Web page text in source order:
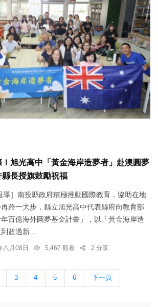
旭光高中「黃金海岸造夢者」赴澳圓夢
長授旗鼓勵祝福
導］南投縣政府積極推動國際教育，協助在地
跨一大步，縣立旭光高中代表縣府向教育部
百億海外圓夢基金計畫」，以「黃金海岸造
超過新...
八月08日 5,467 觀看 2 分享
3 4 5 6 下一頁